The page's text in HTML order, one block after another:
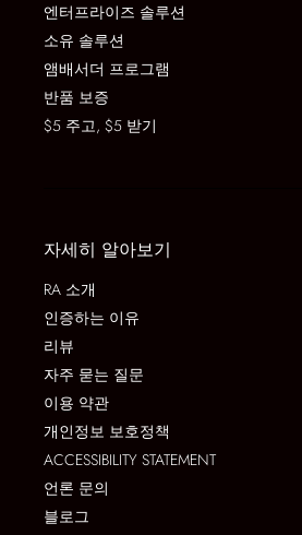
엔터프라이즈 솔루션
소유 솔루션
앰배서더 프로그램
반품 보증
$5 주고, $5 받기
자세히 알아보기
RA 소개
인증하는 이유
리뷰
자주 묻는 질문
이용 약관
개인정보 보호정책
ACCESSIBILITY STATEMENT
언론 문의
블로그